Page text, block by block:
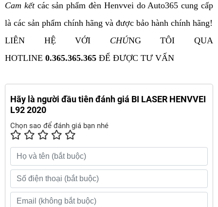
Cam kếtcác sản phẩm đèn Henvvei do Auto365 cung cấp
là các sản phẩm chính hãng và được bảo hành chính hãng!
LIÊN HỆ VỚI CHÚNG TÔI QUA
HOTLINE 0.365.365.365 ĐỂ ĐƯỢC TƯ VẤN
Hãy là người đầu tiên đánh giá BI LASER HENVVEI
L92 2020
Chọn sao để đánh giá bạn nhé